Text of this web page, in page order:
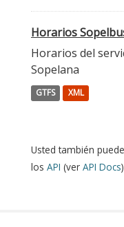
Horarios
Horarios del
Sopelana
GTFS XML
Usted también
los API (ver API Docs